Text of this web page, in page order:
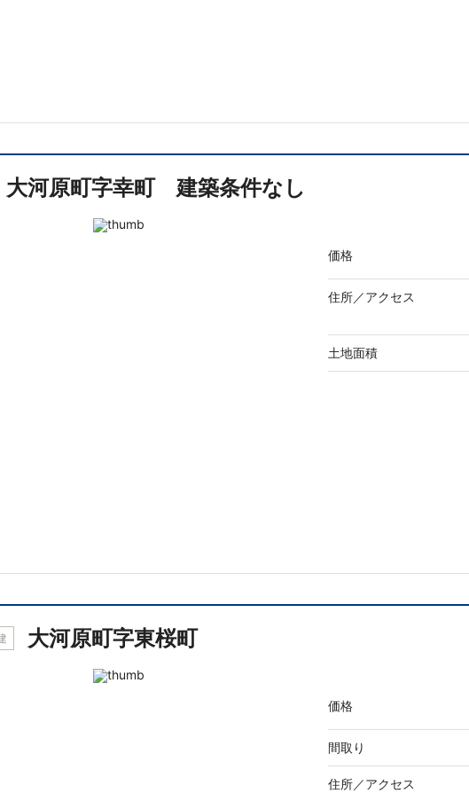
大河原町字幸町 建築条件なし
価格
住所／アクセス
土地面積
大河原町字東桜町
価格
間取り
住所／アクセス